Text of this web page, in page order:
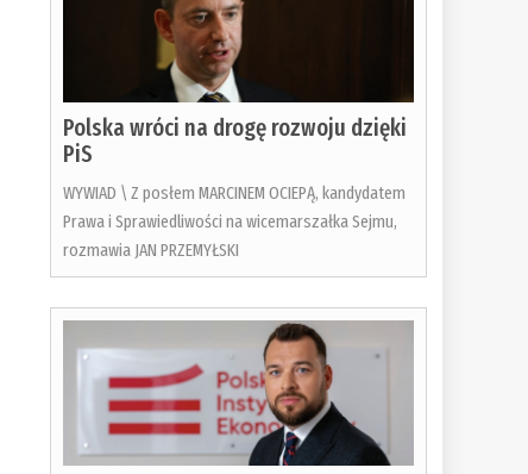
Polska wróci na drogę rozwoju dzięki
PiS
WYWIAD \ Z posłem MARCINEM OCIEPĄ, kandydatem
Prawa i Sprawiedliwości na wicemarszałka Sejmu,
rozmawia JAN PRZEMYŁSKI